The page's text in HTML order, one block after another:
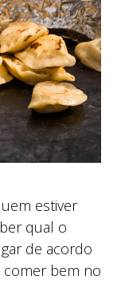
estiver
qual o
de acordo
comer bem no